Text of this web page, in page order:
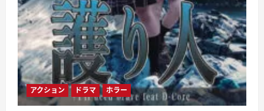
アクション ドラマ ホラー